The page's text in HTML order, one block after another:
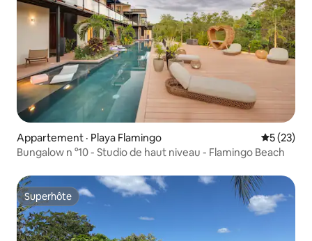
Appartement · Playa Flamingo Note
5 (23)
Bungalow n °10 - Studio de haut niveau - Flamingo Beach
Superhôte
Superhôte